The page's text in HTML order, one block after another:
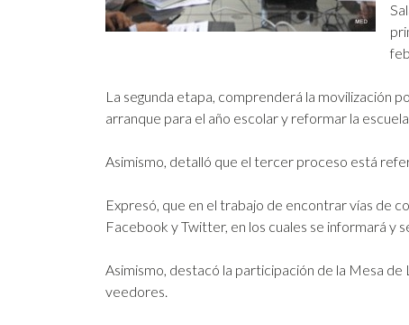
La segunda etapa, comprenderá la movilización
arranque para el año escolar y reformar la
Asimismo, detalló que el tercer proceso está
Expresó, que en el trabajo de encontrar vías de
Facebook y Twitter, en los cuales se informará y
Asimismo, destacó la participación de la Mesa
veedores.